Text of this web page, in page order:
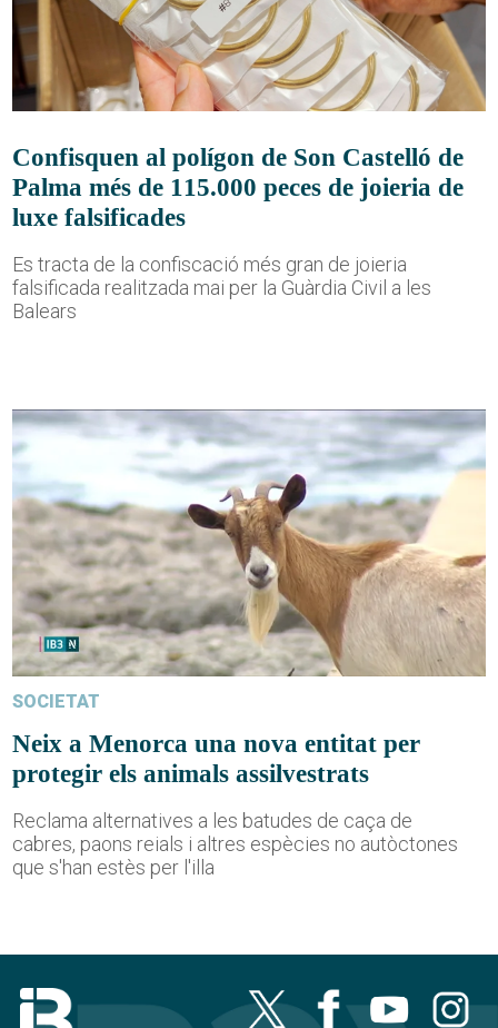
Confisquen al polígon de Son Castelló de
Palma més de 115.000 peces de joieria de
luxe falsificades
Es tracta de la confiscació més gran de joieria
falsificada realitzada mai per la Guàrdia Civil a les
Balears
SOCIETAT
Neix a Menorca una nova entitat per
protegir els animals assilvestrats
Reclama alternatives a les batudes de caça de
cabres, paons reials i altres espècies no autòctones
que s'han estès per l'illa